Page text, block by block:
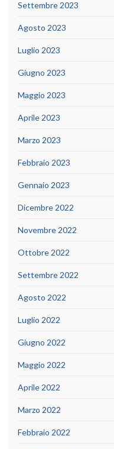
Settembre 2023
Agosto 2023
Luglio 2023
Giugno 2023
Maggio 2023
Aprile 2023
Marzo 2023
Febbraio 2023
Gennaio 2023
Dicembre 2022
Novembre 2022
Ottobre 2022
Settembre 2022
Agosto 2022
Luglio 2022
Giugno 2022
Maggio 2022
Aprile 2022
Marzo 2022
Febbraio 2022